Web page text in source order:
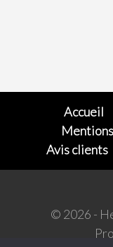
Accueil
Avis clients
© 2026 -